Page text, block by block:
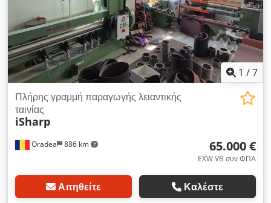
1 /7
Oradea 886 km
Πλήρης γραμμή παραγωγής λειαντικής
ταινίας
iSharp
65.000 €
EXW VB συν ΦΠΑ
Αιτηθείτε Καλέστε